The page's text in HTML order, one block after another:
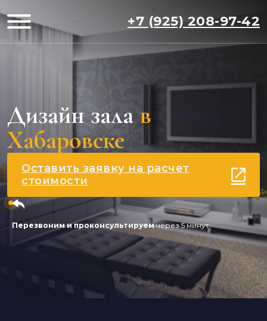
+7 (925) 208-97-42
Дизайн зала в
Хабаровске
Оставить заявку на расчет
стоимости
Перезвоним и проконсультируемчерез 5 минут